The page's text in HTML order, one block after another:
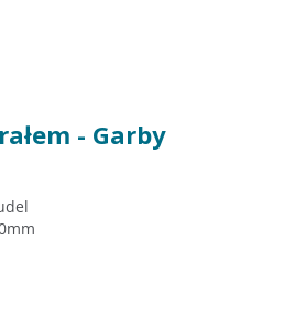
- Garby